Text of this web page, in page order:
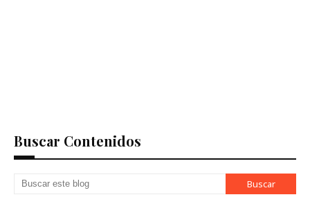
Buscar Contenidos